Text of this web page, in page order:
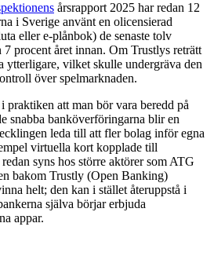
årsrapport 2025 har redan 12
i Sverige använt en olicensierad
eller e-plånbok) de senaste tolv
procent året innan. Om Trustlys reträtt
ytterligare, vilket skulle undergräva den
över spelmarknaden.
praktiken att man bör vara beredd på
snabba banköverföringarna blir en
leda till att fler bolag inför egna
virtuella kort kopplade till
syns hos större aktörer som ATG
bakom Trustly (Open Banking)
helt; den kan i stället återuppstå i
själva börjar erbjuda
appar.